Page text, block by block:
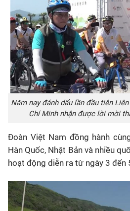
Năm nay đánh dấu lần đầu tiên
Chí Minh nhận được lời mời
Đoàn Việt Nam đồng hành
Hàn Quốc, Nhật Bản và nhiều
hoạt động diễn ra từ ngày 3 đến